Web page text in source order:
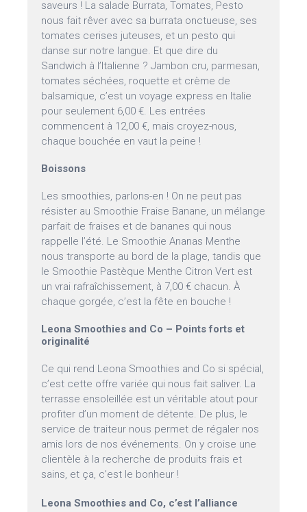
saveurs ! La salade Burrata, Tomates, Pesto
nous fait rêver avec sa burrata onctueuse, ses
tomates cerises juteuses, et un pesto qui
danse sur notre langue. Et que dire du
Sandwich à l’Italienne ? Jambon cru, parmesan,
tomates séchées, roquette et crème de
balsamique, c’est un voyage express en Italie
pour seulement 6,00 €. Les entrées
commencent à 12,00 €, mais croyez-nous,
chaque bouchée en vaut la peine !
Boissons
Les smoothies, parlons-en ! On ne peut pas
résister au Smoothie Fraise Banane, un mélange
parfait de fraises et de bananes qui nous
rappelle l’été. Le Smoothie Ananas Menthe
nous transporte au bord de la plage, tandis que
le Smoothie Pastèque Menthe Citron Vert est
un vrai rafraîchissement, à 7,00 € chacun. À
chaque gorgée, c’est la fête en bouche !
Leona Smoothies and Co – Points forts et
originalité
Ce qui rend Leona Smoothies and Co si spécial,
c’est cette offre variée qui nous fait saliver. La
terrasse ensoleillée est un véritable atout pour
profiter d’un moment de détente. De plus, le
service de traiteur nous permet de régaler nos
amis lors de nos événements. On y croise une
clientèle à la recherche de produits frais et
sains, et ça, c’est le bonheur !
Leona Smoothies and Co, c’est l’alliance